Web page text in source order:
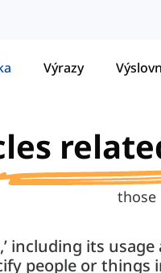
Výrazy
those
including its
people or things